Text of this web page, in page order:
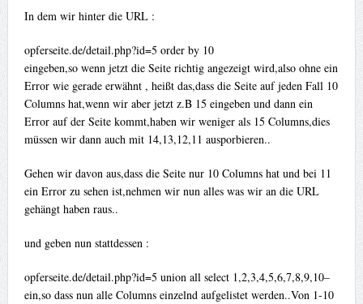
In dem wir hinter die URL :
opferseite.de/detail.php?id=5 order by 10
eingeben,so wenn jetzt die Seite richtig angezeigt wird,also ohne ein
Error wie gerade erwähnt , heißt das,dass die Seite auf jeden Fall 10
Columns hat,wenn wir aber jetzt z.B 15 eingeben und dann ein
Error auf der Seite kommt,haben wir weniger als 15 Columns,dies
müssen wir dann auch mit 14,13,12,11 ausporbieren..
Gehen wir davon aus,dass die Seite nur 10 Columns hat und bei 11
ein Error zu sehen ist,nehmen wir nun alles was wir an die URL
gehängt haben raus..
und geben nun stattdessen :
opferseite.de/detail.php?id=5 union all select 1,2,3,4,5,6,7,8,9,10–
ein,so dass nun alle Columns einzelnd aufgelistet werden..Von 1-10